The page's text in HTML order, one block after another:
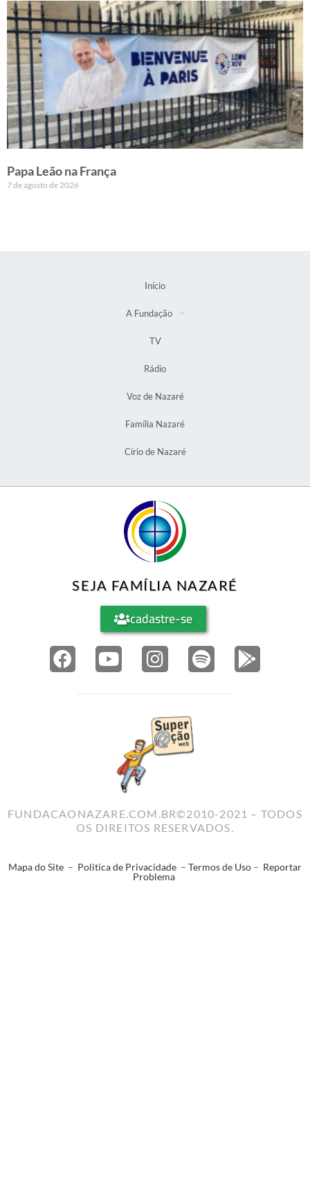
Papa Leão na França
7 de agosto de 2026
Início
A Fundação
TV
Rádio
Voz de Nazaré
Família Nazaré
Círio de Nazaré
SEJA FAMÍLIA NAZARÉ
cadastre-se
FUNDACAONAZARE.COM.BR©2010-2021 – TODOS
OS DIREITOS RESERVADOS.
Mapa do Site – Politica de Privacidade – Termos de Uso – Reportar
Problema